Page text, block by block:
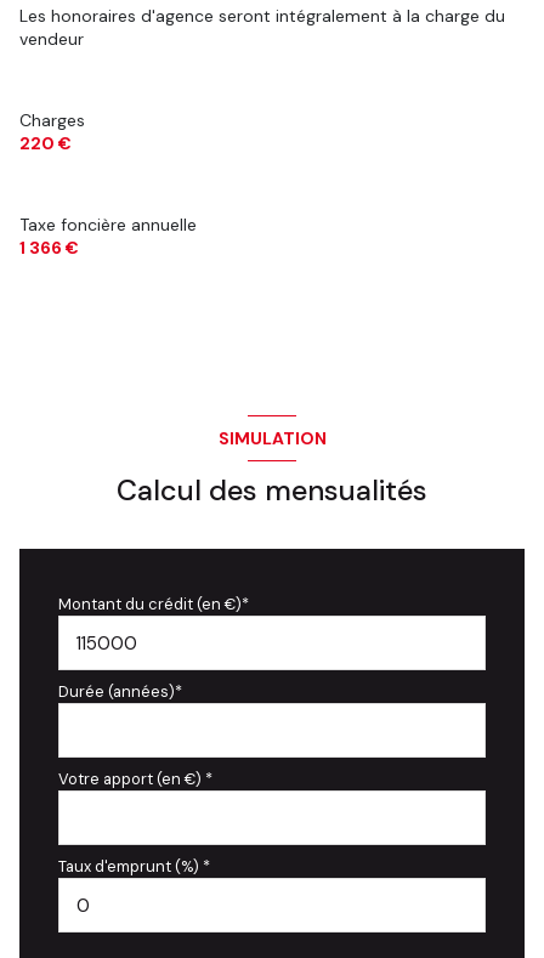
Les honoraires d'agence seront intégralement à la charge du
vendeur
Charges
220 €
Taxe foncière annuelle
1 366 €
SIMULATION
Calcul des mensualités
Montant du crédit (en €)*
Durée (années)*
Votre apport (en €) *
Taux d'emprunt (%) *